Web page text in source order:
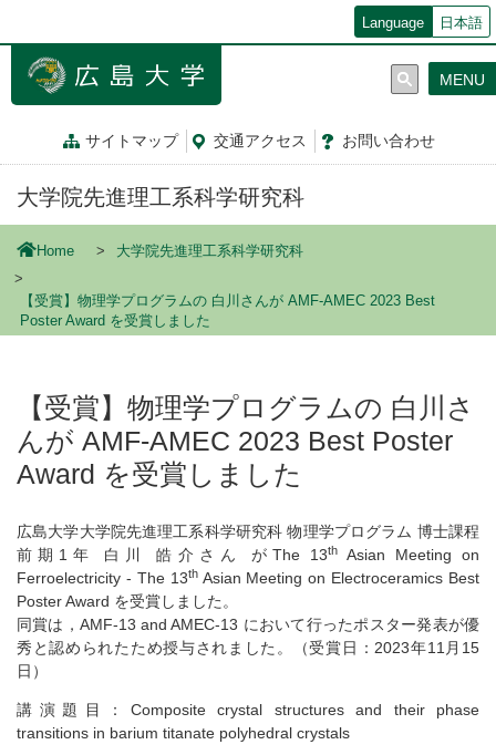
ン
Language 日本語
サイトマップ 交通アクセス お問い合わせ
MENU
大学院先進理工系科学研究科
Home 大学院先進理工系科学研究科
【受賞】物理学プログラムの 白川さんが AMF-AMEC 2023 Best
Poster Award を受賞しました
【受賞】物理学プログラムの 白川さ
んが AMF-AMEC 2023 Best Poster
Award を受賞しました
広島大学大学院先進理工系科学研究科 物理学プログラム 博士課程
前期1年 白川 皓介さん がThe 13thAsian Meeting on
Ferroelectricity - The 13thAsian Meeting on Electroceramics Best
Poster Award を受賞しました。
同賞は，AMF-13 and AMEC-13 において行ったポスター発表が優
秀と認められたため授与されました。（受賞日：2023年11月15
日）
講演題目：Composite crystal structures and their phase
transitions in barium titanate polyhedral crystals